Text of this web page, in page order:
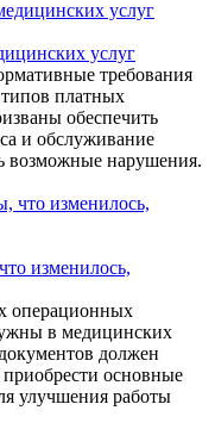
услуг
требования
платных
обеспечить
и обслуживание
нарушения.
изменилось,
операционных
в медицинских
должен
основные
улучшения работы